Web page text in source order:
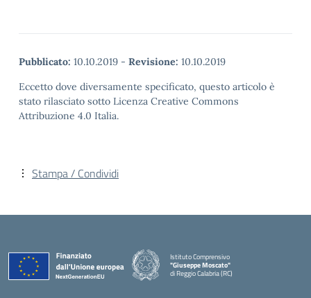
Pubblicato: 10.10.2019 - Revisione: 10.10.2019
Eccetto dove diversamente specificato, questo articolo è
stato rilasciato sotto Licenza Creative Commons
Attribuzione 4.0 Italia.
Stampa / Condividi
Istituto Comprensivo
"Giuseppe Moscato"
di Reggio Calabria (RC)
— Visita la pagina iniziale della scuola